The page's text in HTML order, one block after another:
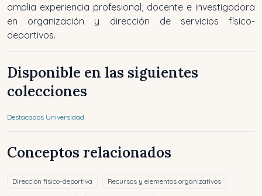
amplia experiencia profesional, docente e investigadora
en organización y dirección de servicios físico-
deportivos.
Disponible en las siguientes
colecciones
Destacados Universidad
Conceptos relacionados
Dirección físico-deportiva Recursos y elementos organizativos